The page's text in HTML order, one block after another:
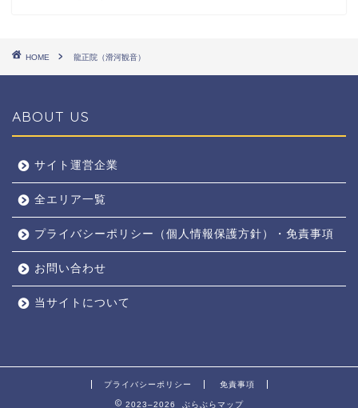
HOME 龍正院（滑河観音）
ABOUT US
サイト運営企業
全エリア一覧
プライバシーポリシー（個人情報保護方針）・免責事項
お問い合わせ
当サイトについて
プライバシーポリシー 免責事項
2023–2026 ぶらぶらマップ